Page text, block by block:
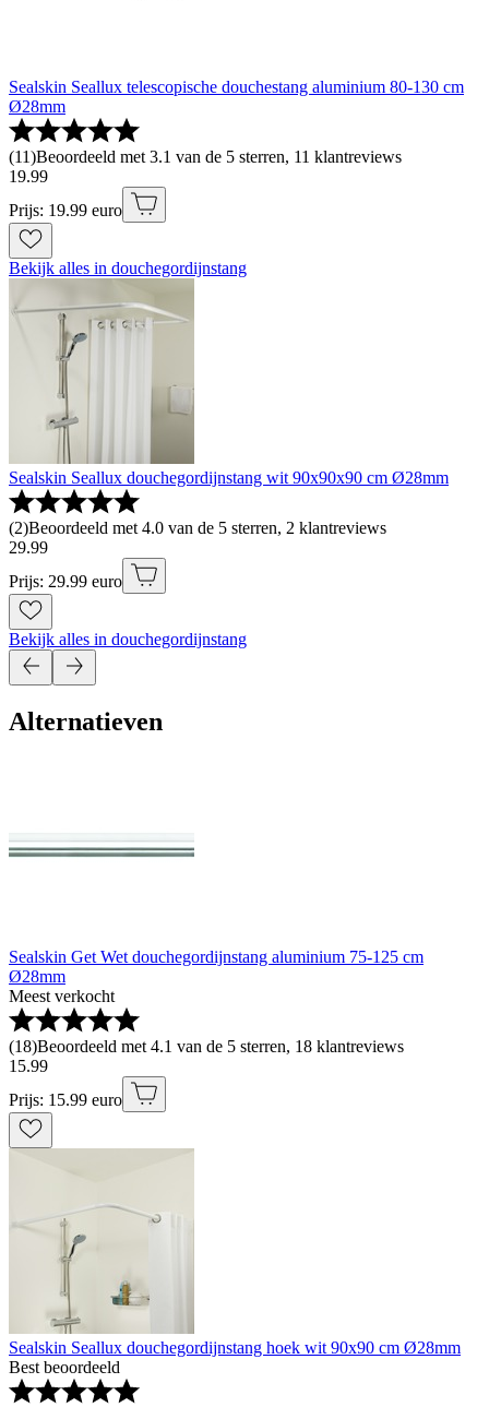
Sealskin Seallux telescopische douchestang aluminium 80-130 cm
Ø28mm
(11)Beoordeeld met 3.1 van de 5 sterren, 11 klantreviews
19.99
Prijs: 19.99 euro
Bekijk alles in douchegordijnstang
Sealskin Seallux douchegordijnstang wit 90x90x90 cm Ø28mm
(2)Beoordeeld met 4.0 van de 5 sterren, 2 klantreviews
29.99
Prijs: 29.99 euro
Bekijk alles in douchegordijnstang
Alternatieven
Sealskin Get Wet douchegordijnstang aluminium 75-125 cm
Ø28mm
Meest verkocht
(18)Beoordeeld met 4.1 van de 5 sterren, 18 klantreviews
15.99
Prijs: 15.99 euro
Sealskin Seallux douchegordijnstang hoek wit 90x90 cm Ø28mm
Best beoordeeld